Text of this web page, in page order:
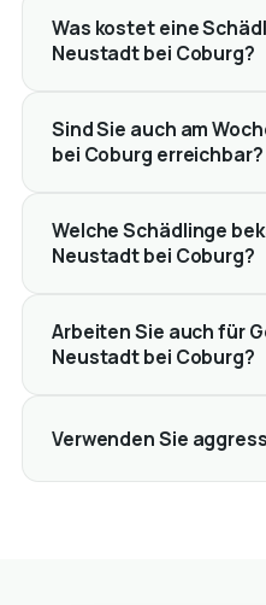
Was kostet eine
Neustadt bei Coburg?
Sind Sie auch am
bei Coburg erreichbar?
Welche Schädlinge
Neustadt bei Coburg?
Arbeiten Sie auch für
Neustadt bei Coburg?
Verwenden Sie